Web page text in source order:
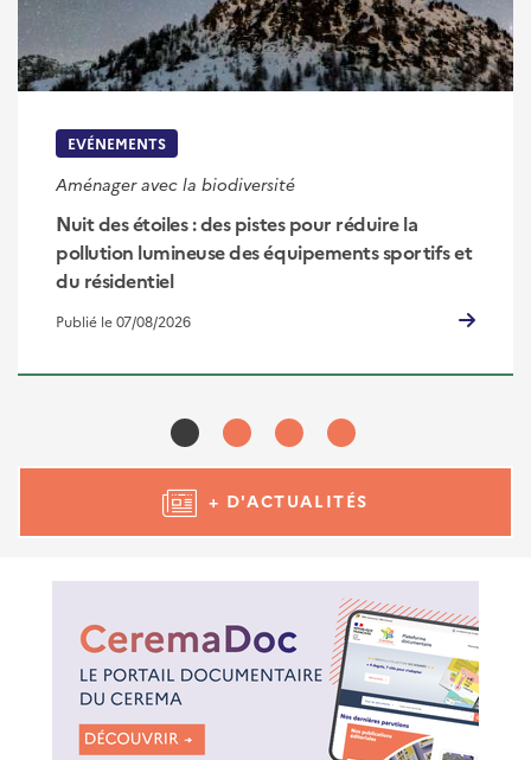
EVÉNEMENTS
Aménager avec la biodiversité
Nuit des étoiles : des pistes pour réduire la
pollution lumineuse des équipements sportifs et
du résidentiel
Publié le 07/08/2026
+ D'ACTUALITÉS